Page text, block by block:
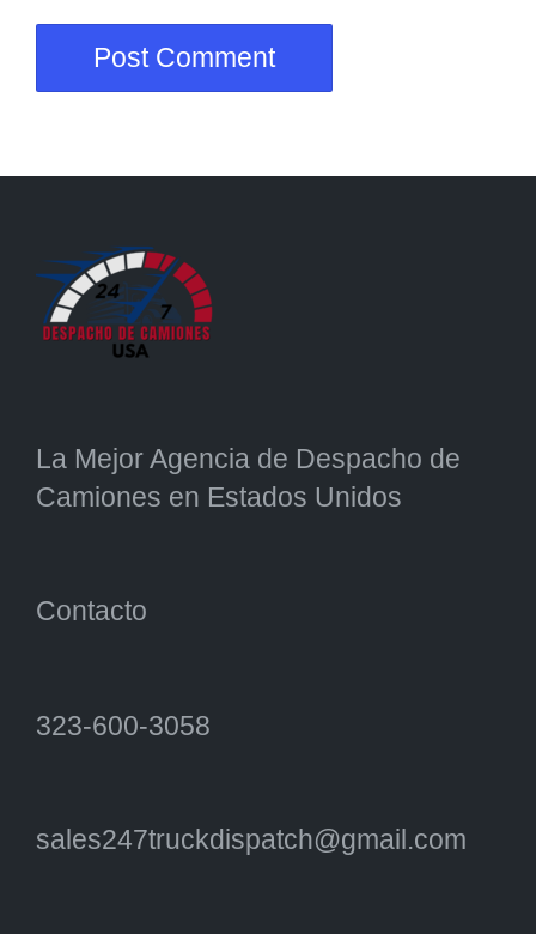
La Mejor Agencia de Despacho de
Camiones en Estados Unidos
Contacto
323-600-3058
sales247truckdispatch@gmail.com